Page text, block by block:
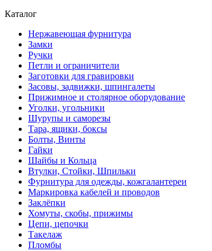
Каталог
Нержавеющая фурнитура
Замки
Ручки
Петли и ограничители
Заготовки для гравировки
Засовы, задвижки, шпингалеты
Прижимное и столярное оборудование
Уголки, угольники
Шурупы и саморезы
Тара, ящики, боксы
Болты, Винты
Гайки
Шайбы и Кольца
Втулки, Стойки, Шпильки
Фурнитура для одежды, кожгалантереи
Маркировка кабелей и проводов
Заклёпки
Хомуты, скобы, прижимы
Цепи, цепочки
Такелаж
Пломбы